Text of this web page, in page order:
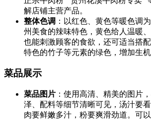
解店铺主营产品。
整体色调 ：以红色、黄色等暖色调
州美食的辣味特色，黄色给人温暖
也能刺激顾客的食欲，还可适当搭
特色的竹子等元素的绿色，增加生机
菜品展示
菜品图片 ：使用高清、精美的图片
泽、配料等细节清晰可见，汤汁要
肉要鲜嫩多汁，粉要爽滑劲道。可